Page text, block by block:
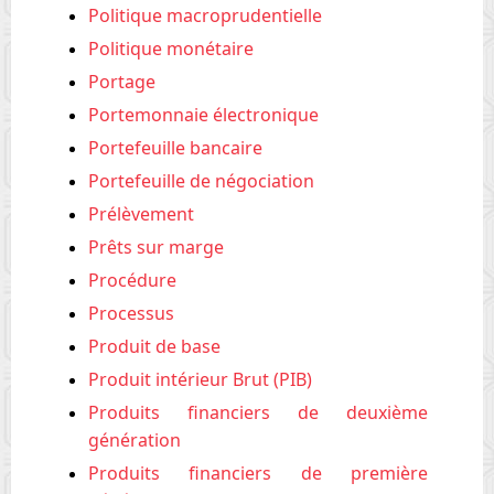
Politique macroprudentielle
Politique monétaire
Portage
Portemonnaie électronique
Portefeuille bancaire
Portefeuille de négociation
Prélèvement
Prêts sur marge
Procédure
Processus
Produit de base
Produit intérieur Brut (PIB)
Produits financiers de deuxième
génération
Produits financiers de première